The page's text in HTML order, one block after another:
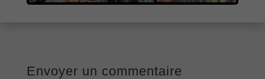
Envoyer un commentaire